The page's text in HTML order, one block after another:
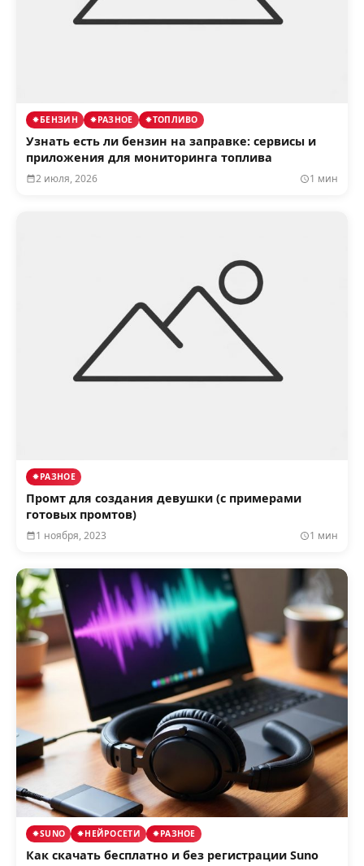
БЕНЗИН РАЗНОЕ ТОПЛИВО
Узнать есть ли бензин на заправке: сервисы и
приложения для мониторинга топлива
2 июля, 2026 1 мин
РАЗНОЕ
Промт для создания девушки (с примерами
готовых промтов)
1 ноября, 2023 1 мин
SUNO НЕЙРОСЕТИ РАЗНОЕ
Как скачать бесплатно и без регистрации Suno